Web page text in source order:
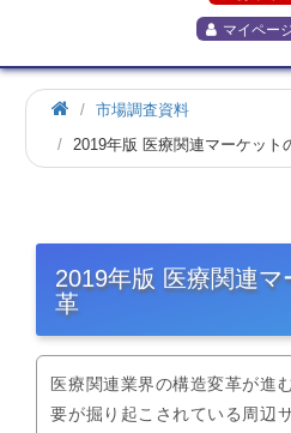
マイペー
市場調査資料
2019年版 医療関連マーケット
2019年版 医療関連
革
医療関連業界の構造変革が進
要が掘り起こされている周辺